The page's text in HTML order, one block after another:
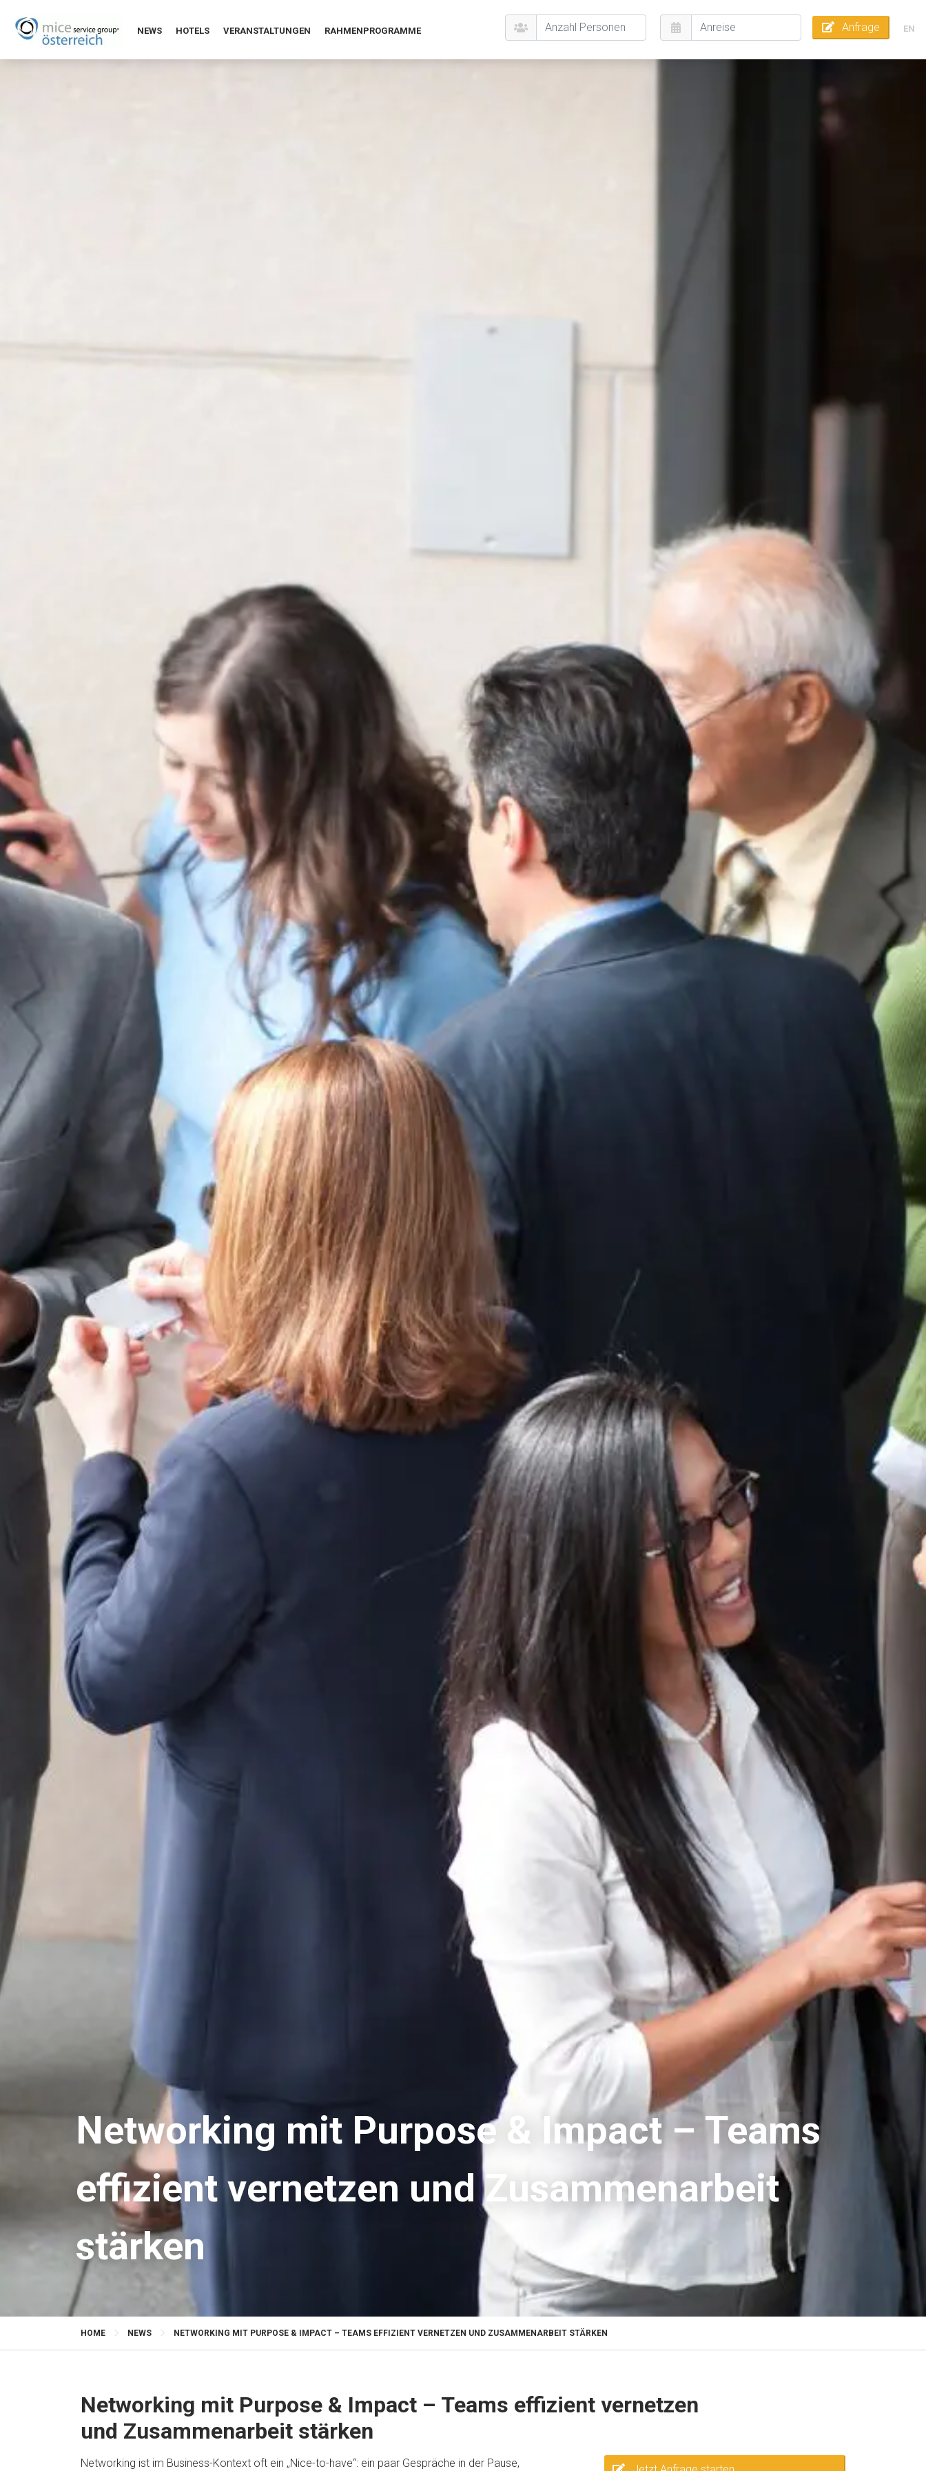
NEWS HOTELS VERANSTALTUNGEN RAHMENPROGRAMME Anfrage EN
Networking mit Purpose & Impact – Teams
effizient vernetzen und Zusammenarbeit
stärken
HOME NEWS NETWORKING MIT PURPOSE & IMPACT – TEAMS EFFIZIENT VERNETZEN UND ZUSAMMENARBEIT STÄRKEN
Networking mit Purpose & Impact – Teams effizient vernetzen
und Zusammenarbeit stärken
Networking ist im Business-Kontext oft ein „Nice-to-have“: ein paar Gespräche in der Pause,